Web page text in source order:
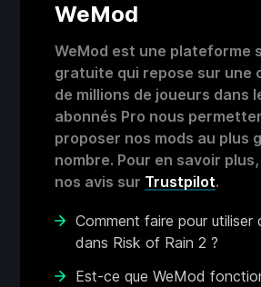
WeMod
WeMod est une plateforme
gratuite qui repose sur une
de millions de joueurs dans
abonnés Pro nous
proposer nos mods au plus
nombre. Pour en savoir
nos avis sur Trustpilot.
Comment faire pour utiliser
dans Risk of Rain 2 ?
Est-ce que WeMod